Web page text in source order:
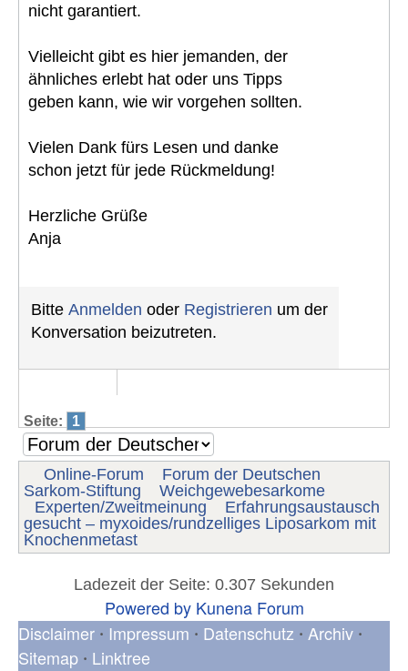
nicht garantiert.
Vielleicht gibt es hier jemanden, der
ähnliches erlebt hat oder uns Tipps
geben kann, wie wir vorgehen sollten.
Vielen Dank fürs Lesen und danke
schon jetzt für jede Rückmeldung!
Herzliche Grüße
Anja
Bitte Anmelden oder Registrieren um der
Konversation beizutreten.
Seite: 1
Online-Forum
Forum der Deutschen
Sarkom-Stiftung
Weichgewebesarkome
Experten/Zweitmeinung
Erfahrungsaustausch
gesucht – myxoides/rundzelliges Liposarkom mit
Knochenmetast
Ladezeit der Seite: 0.307 Sekunden
Powered by Kunena Forum
Disclaimer • Impressum • Datenschutz • Archiv •
Sitemap • Linktree